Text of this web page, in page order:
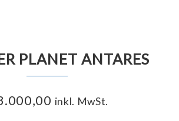
PLANET ANTARES
inkl. MwSt.